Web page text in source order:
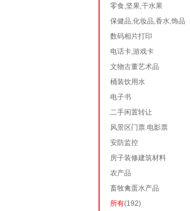
零食,坚果,干水果
保健品,化妆品,香水,饰品
数码相片打印
电话卡,游戏卡
文物古董艺术品
桶装饮用水
电子书
二手闲置转让
风景区门票.电影票
安防监控
房子装修建筑材料
农产品
畜牧禽蛋水产品
所有(192)